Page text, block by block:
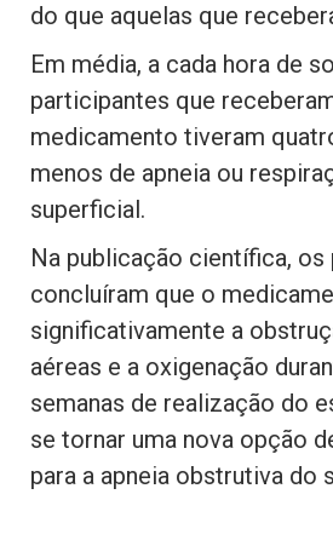
do que aquelas que
Em média, a cada hora de
participantes que
medicamento tiveram
menos de apneia ou
superficial.
Na publicação científica, os
concluíram que o
significativamente a
aéreas e a oxigenação
semanas de realização do
se tornar uma nova opção
para a apneia obstrutiva do